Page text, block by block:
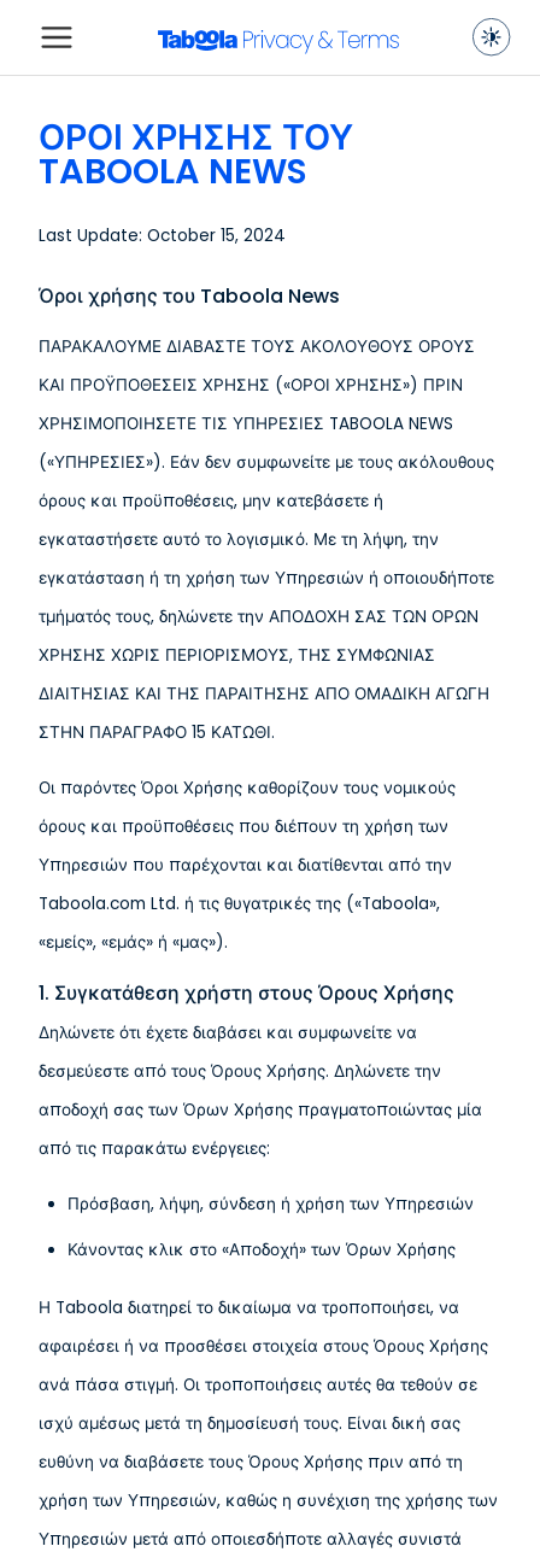
ΌΡΟΙ ΧΡΉΣΗΣ ΤΟΥ
TABOOLA NEWS
Last Update: October 15, 2024
Όροι χρήσης του Taboola News
ΠΑΡΑΚΑΛΟΥΜΕ ΔΙΑΒΑΣΤΕ ΤΟΥΣ ΑΚΟΛΟΥΘΟΥΣ ΟΡΟΥΣ
ΚΑΙ ΠΡΟΫΠΟΘΕΣΕΙΣ ΧΡΗΣΗΣ («ΟΡΟΙ ΧΡΗΣΗΣ») ΠΡΙΝ
ΧΡΗΣΙΜΟΠΟΙΗΣΕΤΕ ΤΙΣ ΥΠΗΡΕΣΙΕΣ TABOOLA NEWS
(«ΥΠΗΡΕΣΙΕΣ»). Εάν δεν συμφωνείτε με τους ακόλουθους
όρους και προϋποθέσεις, μην κατεβάσετε ή
εγκαταστήσετε αυτό το λογισμικό. Με τη λήψη, την
εγκατάσταση ή τη χρήση των Υπηρεσιών ή οποιουδήποτε
τμήματός τους, δηλώνετε την ΑΠΟΔΟΧΗ ΣΑΣ ΤΩΝ ΟΡΩΝ
ΧΡΗΣΗΣ ΧΩΡΙΣ ΠΕΡΙΟΡΙΣΜΟΥΣ, ΤΗΣ ΣΥΜΦΩΝΙΑΣ
ΔΙΑΙΤΗΣΙΑΣ ΚΑΙ ΤΗΣ ΠΑΡΑΙΤΗΣΗΣ ΑΠΟ ΟΜΑΔΙΚΗ ΑΓΩΓΗ
ΣΤΗΝ ΠΑΡΑΓΡΑΦΟ 15 ΚΑΤΩΘΙ.
Οι παρόντες Όροι Χρήσης καθορίζουν τους νομικούς
όρους και προϋποθέσεις που διέπουν τη χρήση των
Υπηρεσιών που παρέχονται και διατίθενται από την
Taboola.com Ltd. ή τις θυγατρικές της («Taboola»,
«εμείς», «εμάς» ή «μας»).
1. Συγκατάθεση χρήστη στους Όρους Χρήσης
Δηλώνετε ότι έχετε διαβάσει και συμφωνείτε να
δεσμεύεστε από τους Όρους Χρήσης. Δηλώνετε την
αποδοχή σας των Όρων Χρήσης πραγματοποιώντας μία
από τις παρακάτω ενέργειες:
Πρόσβαση, λήψη, σύνδεση ή χρήση των Υπηρεσιών
Κάνοντας κλικ στο «Αποδοχή» των Όρων Χρήσης
Η Taboola διατηρεί το δικαίωμα να τροποποιήσει, να
αφαιρέσει ή να προσθέσει στοιχεία στους Όρους Χρήσης
ανά πάσα στιγμή. Οι τροποποιήσεις αυτές θα τεθούν σε
ισχύ αμέσως μετά τη δημοσίευσή τους. Είναι δική σας
ευθύνη να διαβάσετε τους Όρους Χρήσης πριν από τη
χρήση των Υπηρεσιών, καθώς η συνέχιση της χρήσης των
Υπηρεσιών μετά από οποιεσδήποτε αλλαγές συνιστά